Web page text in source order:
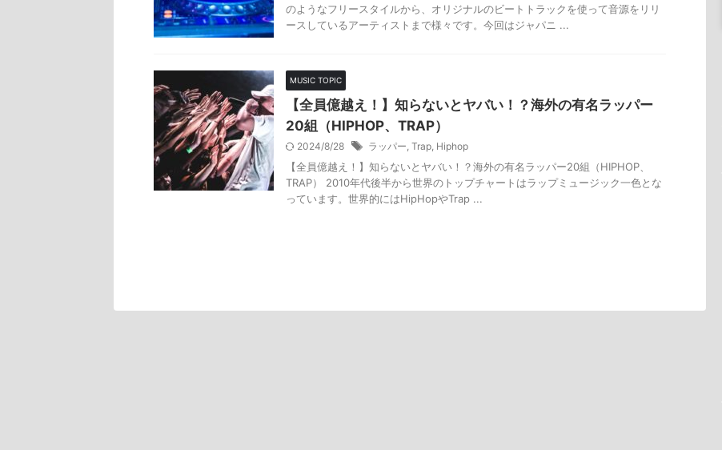
のようなフリースタイルから、オリジナルのビートトラックを使って音源をリリ
ースしているアーティストまで様々です。今回はジャパニ ...
MUSIC TOPIC
【全員億越え！】知らないとヤバい！？海外の有名ラッパー
20組（HIPHOP、TRAP）
2024/8/28 ラッパー, Trap, Hiphop
【全員億越え！】知らないとヤバい！？海外の有名ラッパー20組（HIPHOP、
TRAP） 2010年代後半から世界のトップチャートはラップミュージック一色とな
っています。世界的にはHipHopやTrap ...